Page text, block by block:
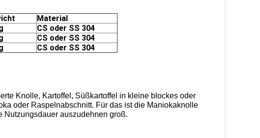
Material
CS oder SS 304
CS oder SS 304
CS oder SS 304
Knolle, Kartoffel, Süßkartoffel in kleine blockes oder
oder Raspelnabschnitt. Für das ist die Maniokaknolle
Nutzungsdauer auszudehnen groß.